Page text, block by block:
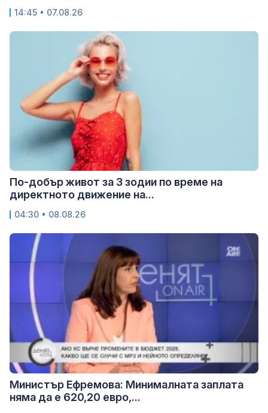
14:45 • 07.08.26
По-добър живот за 3 зодии по време на
директното движение на...
04:30 • 08.08.26
Министър Ефремова: Минималната заплата
няма да е 620,20 евро,...